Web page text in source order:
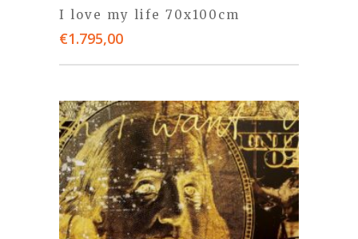
I love my life 70x100cm
€1.795,00